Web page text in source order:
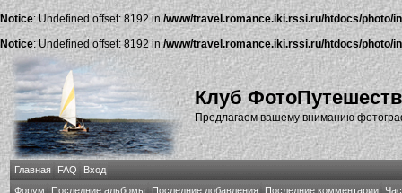
Notice: Undefined offset: 8192 in /www/travel.romance.iki.rssi.ru/htdocs/photo/
Notice: Undefined offset: 8192 in/www/travel.romance.iki.rssi.ru/htdocs/photo/
Клуб
Предлагаем вашему вниманию
Главная FAQ
Вход
Форум
Последние альбомы Последние добавления Последние комментарии